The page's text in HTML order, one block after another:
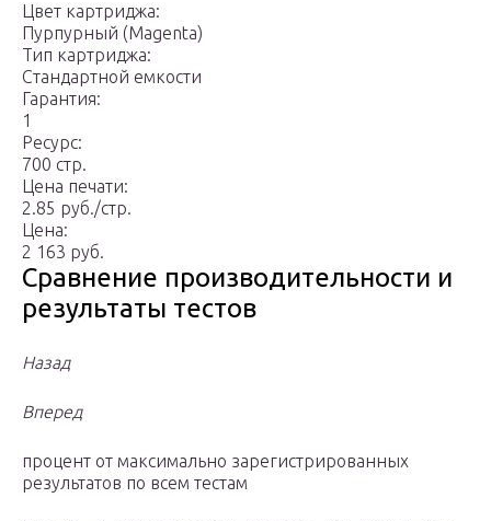
Цвет картриджа:
Пурпурный (Magenta)
Тип картриджа:
Стандартной емкости
Гарантия:
1
Ресурс:
700 стр.
Цена печати:
2.85 руб./стр.
Цена:
2 163 руб.
Сравнение производительности и
результаты тестов
Назад
Вперед
процент от максимально зарегистрированных
результатов по всем тестам